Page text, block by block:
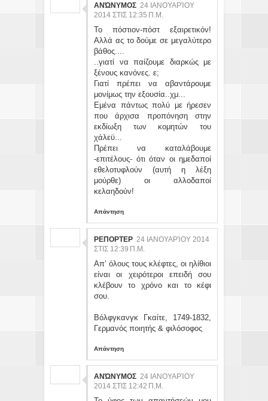
ΑΝΏΝΥΜΟΣ 24 ΙΑΝΟΥΑΡΊΟΥ
2014 ΣΤΙΣ 12:35 Π.Μ.
Το πόστιον-πόστ εξαιρετικόν!
Αλλά ας το δούμε σε μεγαλύτερο
βάθος....
..γιατί να παίζουμε διαρκώς με
ξένους κανόνες. ε;
Γιατί πρέπει να αβαντάρουμε
μονίμως την εξουσία..χμ...
Εμένα πάντως πολύ με ήρεσεν
που άρχισα προπόνηση στην
εκδίωξη των κομητών του
χάλεϋ...
Πρέπει να καταλάβουμε
-επιτέλους- ότι όταν οι ημεδαποί
εθελοτυφλούν (αυτή η λέξη
μούρθε) οι αλλοδαποί
κελαηδούν!
Απάντηση
ΡΕΠΟΡΤΕΡ 24 ΙΑΝΟΥΑΡΊΟΥ 2014
ΣΤΙΣ 12:39 Π.Μ.
Απ’ όλους τους κλέφτες, οι ηλίθιοι
είναι οι χειρότεροι επειδή σου
κλέβουν το χρόνο και το κέφι
σου.
Βόλφγκανγκ Γκαίτε, 1749-1832,
Γερμανός ποιητής & φιλόσοφος
Απάντηση
ΑΝΏΝΥΜΟΣ 24 ΙΑΝΟΥΑΡΊΟΥ
2014 ΣΤΙΣ 12:42 Π.Μ.